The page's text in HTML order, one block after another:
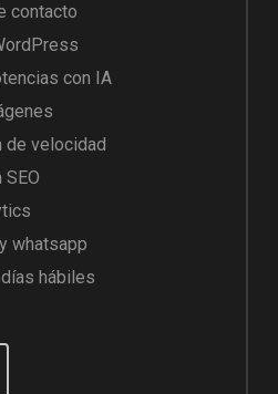
contacto
con IA
de velocidad
whatsapp
hábiles